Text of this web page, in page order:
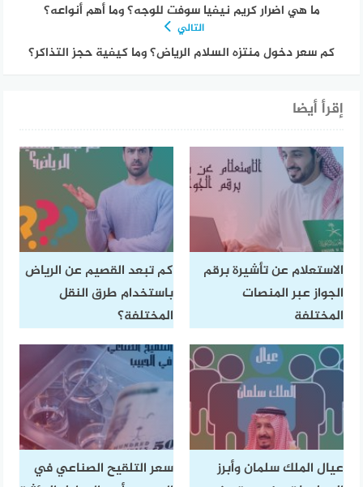
ما هي اضرار كريم نيفيا سوفت للوجه؟ وما أهم أنواعه؟
التالي
كم سعر دخول منتزه السلام الرياض؟ وما كيفية حجز التذاكر؟
إقرأ أيضا
الاستعلام عن تأشيرة برقم
الجواز عبر المنصات
المختلفة
كم تبعد القصيم عن الرياض
باستخدام طرق النقل
المختلفة؟
عيال الملك سلمان وأبرز
سعر التلقيح الصناعي في